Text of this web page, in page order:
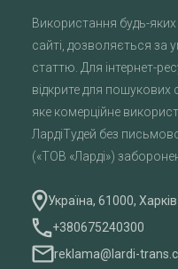
Використання будь-яких
сайті, дозволяється за
статтю. Для інтернет-
відкрите для пошукових
яке комерційне
ЛардіТудей без
(«ТОВ «Ларді»)
Україна, 61000, Харків
+380675240300
reklama@lardi-